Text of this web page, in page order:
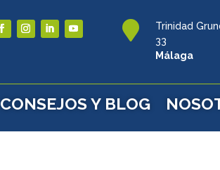

Trinidad
33
Málaga
CONSEJOS Y BLOG